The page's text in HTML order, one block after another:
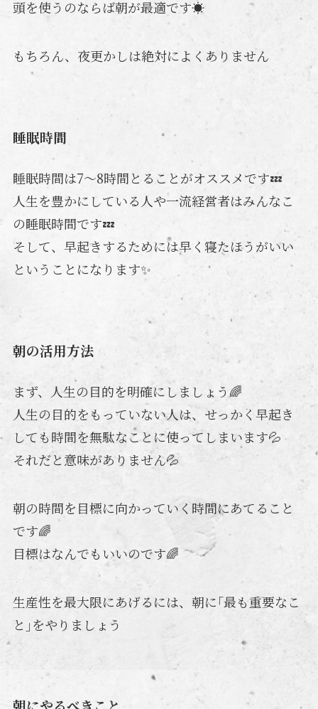
頭を使うのならば朝が最適です☀️
もちろん、夜更かしは絶対によくありません
睡眠時間
睡眠時間は7〜8時間とることがオススメです💤
人生を豊かにしている人や一流経営者はみんなこ
の睡眠時間です💤
そして、早起きするためには早く寝たほうがいい
ということになります✨
朝の活用方法
まず、人生の目的を明確にしましょう🌈
人生の目的をもっていない人は、せっかく早起き
しても時間を無駄なことに使ってしまいます💦
それだと意味がありません💦
朝の時間を目標に向かっていく時間にあてること
です🌈
目標はなんでもいいのです🌈
生産性を最大限にあげるには、朝に｢最も重要なこ
と｣をやりましょう